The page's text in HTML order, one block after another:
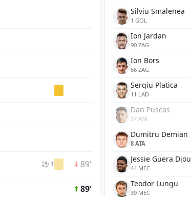
⚽ 1 89'
89'
Silviu Șmalenea
1 GOL
Ion Jardan
90 ZAG
Ion Bors
66 ZAG
Sergiu Platica
11 LAD
Dan Puscas
37 ATA
Dumitru Demian
8 ATA
Jessie Guera Djou
44 MEC
Teodor Lungu
39 MEC